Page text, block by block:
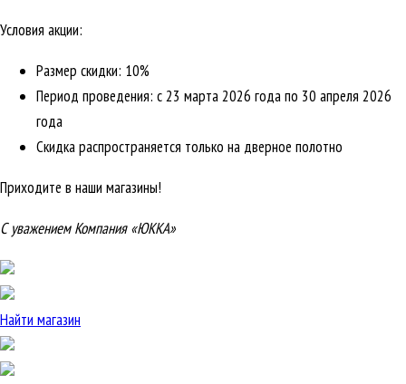
Условия акции:
Размер скидки: 10%
Период проведения: с 23 марта 2026 года по 30 апреля 2026
года
Скидка распространяется только на дверное полотно
Приходите в наши магазины!
С уважением Компания «ЮККА»
Найти магазин